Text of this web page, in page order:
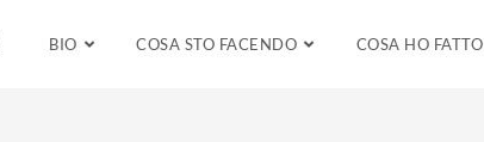
BIO COSA STO FACENDO COSA HO FATTO